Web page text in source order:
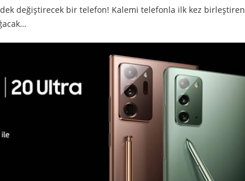
dek değiştirecek bir telefon! Kalemi telefonla ilk kez birleştiren